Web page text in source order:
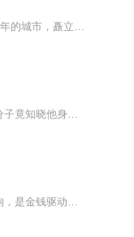
一架从法国巴黎飞往魔都的波音747起飞，满载乘客。 经济舱中。 叶勋笑呵呵的看了看待了半年的城市，矗立在维纳河畔的埃菲尔铁塔逐渐缩小，即将变成蚂蚁。 他收回视线，看向窗外，虎目中闪过希冀之色。 手中把玩着一块深蓝色玉佩，温柔抚摸着。...
中士狙击手孙振在维和任务中搭档牺牲，退役后成流浪汉。在小镇饭馆，他遭遇国外恐怖分子，恐怖分子竟知晓他身份。面对危机，曾的特种兵素养让他沉着以对，后续发展引人好奇。
当战争的硝烟散尽，真正的恶魔才从人性的废墟中爬起。我们不是英雄，我们是游走于地狱边缘的野狗，是金钱驱动的杀戮机器，是这个世界不愿承认的肮脏答案。我们是佣兵。